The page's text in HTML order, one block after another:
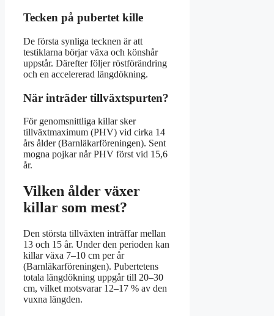
Tecken på pubertet kille
De första synliga tecknen är att
testiklarna börjar växa och könshår
uppstår. Därefter följer röstförändring
och en accelererad längdökning.
När inträder tillväxtspurten?
För genomsnittliga killar sker
tillväxtmaximum (PHV) vid cirka 14
års ålder (Barnläkarföreningen). Sent
mogna pojkar når PHV först vid 15,6
år.
Vilken ålder växer
killar som mest?
Den största tillväxten inträffar mellan
13 och 15 år. Under den perioden kan
killar växa 7–10 cm per år
(Barnläkarföreningen). Pubertetens
totala längdökning uppgår till 20–30
cm, vilket motsvarar 12–17 % av den
vuxna längden.